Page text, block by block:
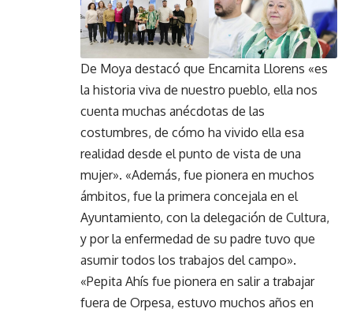
De Moya destacó que Encarnita Llorens «es
la historia viva de nuestro pueblo, ella nos
cuenta muchas anécdotas de las
costumbres, de cómo ha vivido ella esa
realidad desde el punto de vista de una
mujer». «Además, fue pionera en muchos
ámbitos, fue la primera concejala en el
Ayuntamiento, con la delegación de Cultura,
y por la enfermedad de su padre tuvo que
asumir todos los trabajos del campo».
«Pepita Ahís fue pionera en salir a trabajar
fuera de Orpesa, estuvo muchos años en